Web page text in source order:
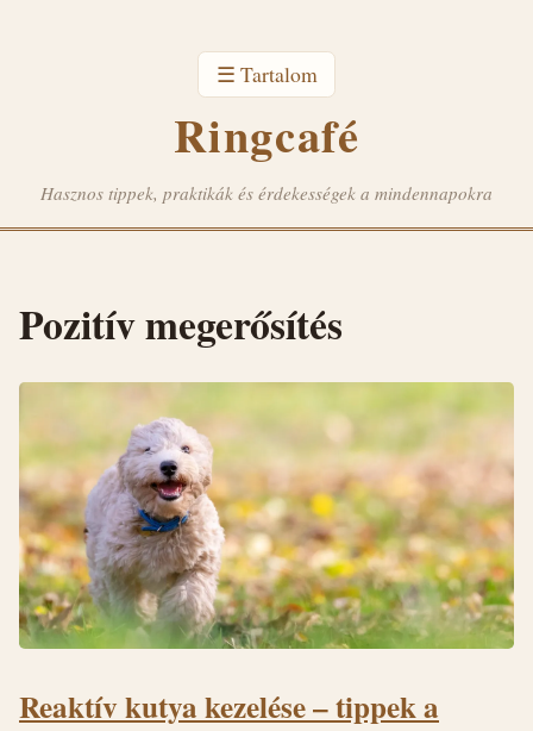
☰ Tartalom
Ringcafé
Hasznos tippek, praktikák és érdekességek a mindennapokra
Pozitív megerősítés
Reaktív kutya kezelése – tippek a